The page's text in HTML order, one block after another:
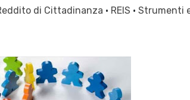
di Cittadinanza · REIS · Strumenti